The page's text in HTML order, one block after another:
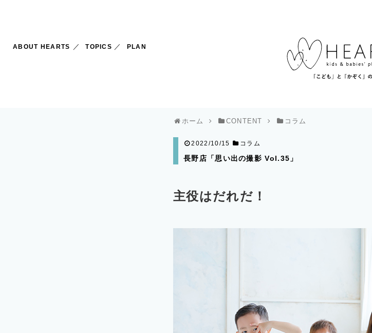
ABOUT HEARTS TOPICS PLAN
ホーム CONTENT コラム
2022/10/15 コラム
長野店「思い出の撮影 Vol.35」
主役はだれだ！